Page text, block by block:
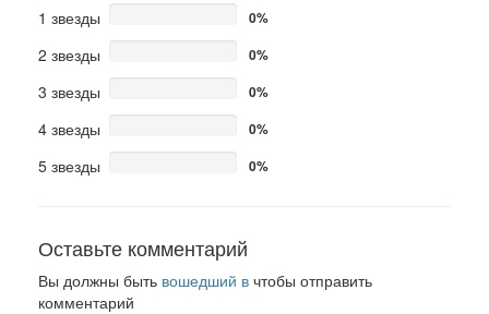
1 звезды
0%
2 звезды 0%
3 звезды 0%
4 звезды 0%
5 звезды 0%
Оставьте комментарий
Вы должны быть вошедший в чтобы отправить
комментарий